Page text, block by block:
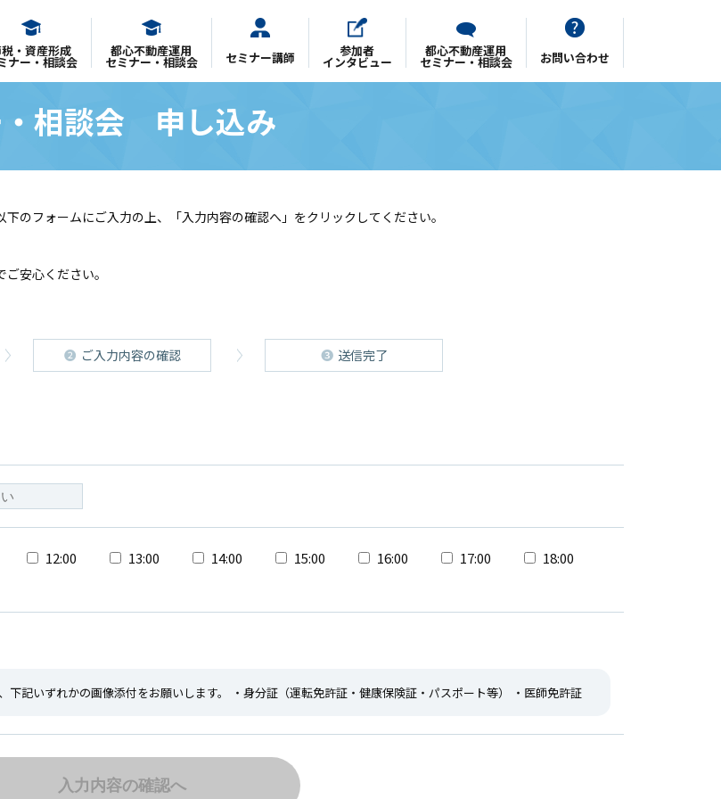
・資産形成
ナー・相談会
都心不動産運用
セミナー・相談会 セミナー講師 参加者
インタビュー
都心不動産運用
セミナー・相談会 お問い合わせ
・相談会 申し込み
のフォームにご入力の上、「入力内容の確認へ」をクリックしてください。
安心ください。
ご入力内容の確認 送信完了
12:00 13:00 14:00 15:00 16:00 17:00
18:00
下記いずれかの画像添付をお願いします。 ・身分証（運転免許証・健康保険証・パスポート等） ・医師免許証